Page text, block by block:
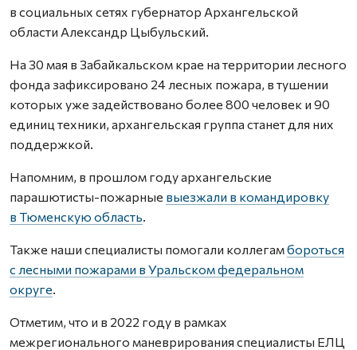
в социальных сетях губернатор Архангельской
области Александр Цыбульский.
На 30 мая в Забайкальском крае на территории лесного
фонда зафиксировано 24 лесных пожара, в тушении
которых уже задействовано более 800 человек и 90
единиц техники, архангельская группа станет для них
поддержкой.
Напомним, в прошлом году архангельские
парашютисты-пожарные выезжали в командировку
в Тюменскую область.
Также наши специалисты помогали коллегамбороться
с лесными пожарами в Уральском федеральном
округе.
Отметим, что и в 2022 году в рамках
межрегионального маневрирования специалисты ЕЛЦ